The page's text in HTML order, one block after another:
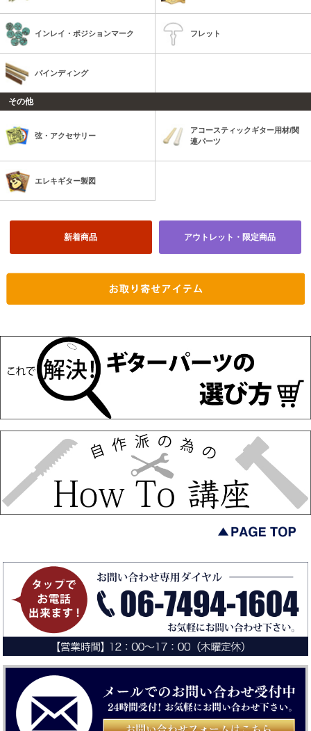
インレイ・ポジションマーク フレット
バインディング
その他
弦・アクセサリー
アコースティックギター用材/関
連パーツ
エレキギター製図
新着商品 アウトレット・限定商品